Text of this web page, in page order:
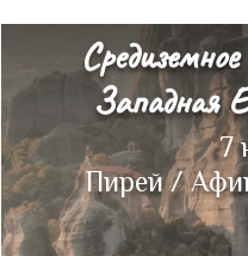
Западная
7
Пирей /